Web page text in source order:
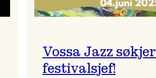
Vossa Jazz søkjer
festivalsjef!